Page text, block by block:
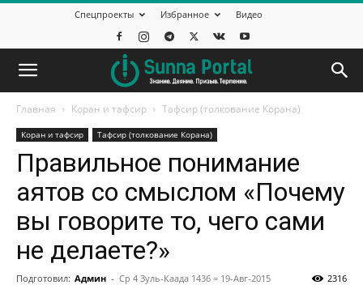
Спецпроекты Избранное Видео
Главная Коран и тафсир Тафсир (толкование Корана)
Коран и тафсир Тафсир (толкование Корана)
Правильное понимание
аятов со смыслом «Почему
вы говорите то, чего сами
не делаете?»
Подготовил: Админ - Ср 4 Зуль-Каада 1436 = 19-Авг-2015 2316